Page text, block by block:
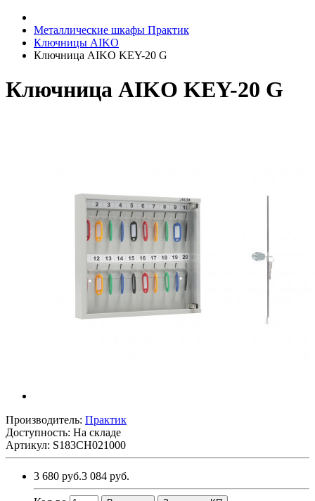
Металлические шкафы Практик
Ключницы AIKO
Ключница AIKO KEY-20 G
Ключница AIKO KEY-20 G
Производитель: Практик
Доступность: На складе
Артикул: S183CH021000
3 680 руб.3 084 руб.